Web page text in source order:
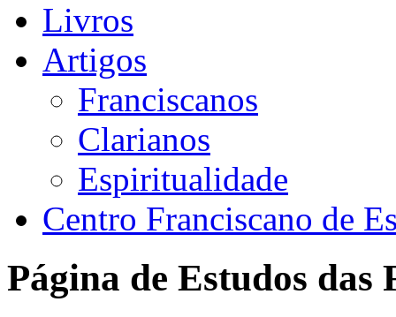
Livros
Artigos
Franciscanos
Clarianos
Espiritualidade
Centro Franciscano de
Página de Estudos das